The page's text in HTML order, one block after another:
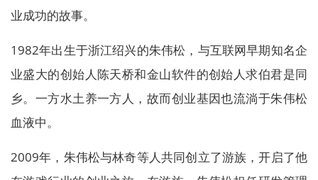
业成功的故事。
1982年出生于浙江绍兴的朱伟松，与互联网早期知名企
业盛大的创始人陈天桥和金山软件的创始人求伯君是同
乡。一方水土养一方人，故而创业基因也流淌于朱伟松
血液中。
2009年，朱伟松与林奇等人共同创立了游族，开启了他